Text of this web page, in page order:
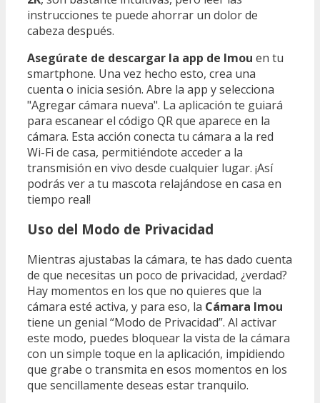
instrucciones te puede ahorrar un dolor de
cabeza después.
Asegúrate de descargar la app de Imou en tu
smartphone. Una vez hecho esto, crea una
cuenta o inicia sesión. Abre la app y selecciona
"Agregar cámara nueva". La aplicación te guiará
para escanear el código QR que aparece en la
cámara. Esta acción conecta tu cámara a la red
Wi-Fi de casa, permitiéndote acceder a la
transmisión en vivo desde cualquier lugar. ¡Así
podrás ver a tu mascota relajándose en casa en
tiempo real!
Uso del Modo de Privacidad
Mientras ajustabas la cámara, te has dado cuenta
de que necesitas un poco de privacidad, ¿verdad?
Hay momentos en los que no quieres que la
cámara esté activa, y para eso, la Cámara Imou
tiene un genial “Modo de Privacidad”. Al activar
este modo, puedes bloquear la vista de la cámara
con un simple toque en la aplicación, impidiendo
que grabe o transmita en esos momentos en los
que sencillamente deseas estar tranquilo.